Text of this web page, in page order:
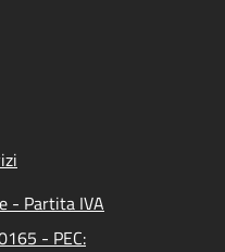
- Partita IVA
- PEC: